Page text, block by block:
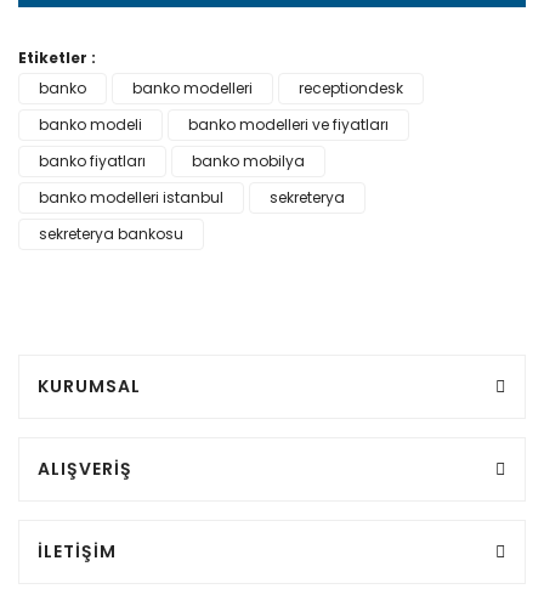
Etiketler :
banko
banko modelleri
receptiondesk
banko modeli
banko modelleri ve fiyatları
banko fiyatları
banko mobilya
banko modelleri istanbul
sekreterya
sekreterya bankosu
KURUMSAL
ALIŞVERİŞ
İLETİŞİM